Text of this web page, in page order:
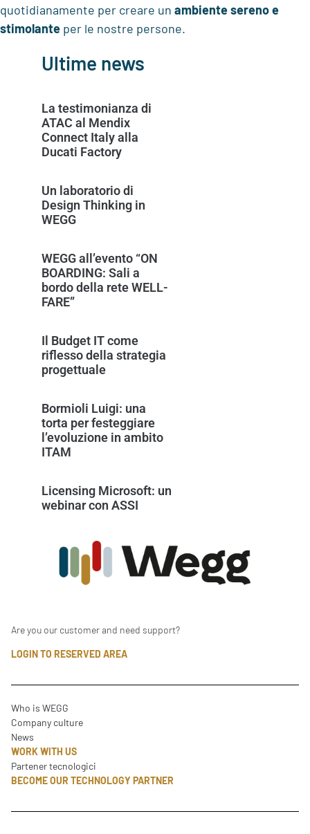
quotidianamente per creare un ambiente sereno e
stimolante per le nostre persone.
Ultime news
La testimonianza di
ATAC al Mendix
Connect Italy alla
Ducati Factory
Un laboratorio di
Design Thinking in
WEGG
WEGG all’evento “ON
BOARDING: Sali a
bordo della rete WELL-
FARE”
Il Budget IT come
riflesso della strategia
progettuale
Bormioli Luigi: una
torta per festeggiare
l’evoluzione in ambito
ITAM
Licensing Microsoft: un
webinar con ASSI
Are you our customer and need support?
LOGIN TO RESERVED AREA
Who is WEGG
Company culture
News
WORK WITH US
Partener tecnologici
BECOME OUR TECHNOLOGY PARTNER